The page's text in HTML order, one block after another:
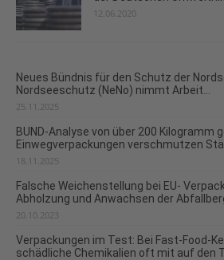
12.06.2020
Neues Bündnis für den Schutz der
Nordseeschutz (NeNo) nimmt Arbeit...
25.11.2025
BUND-Analyse von über 200 Kilogramm
Einwegverpackungen verschmutzen
18.11.2025
Falsche Weichenstellung bei EU-
Abholzung und Anwachsen der
20.10.2023
Verpackungen im Test: Bei Fast-Food-
schädliche Chemikalien oft mit auf den